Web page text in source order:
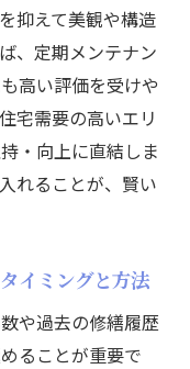
抑えて美観や構造
、定期メンテナン
高い評価を受けや
宅需要の高いエリ
・向上に直結しま
れることが、賢い
イミングと方法
や過去の修繕履歴
ることが重要で